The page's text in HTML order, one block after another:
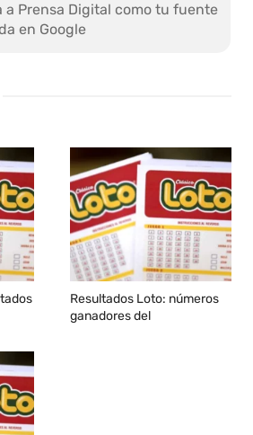
a Prensa Digital como tu fuente
en Google
Resultados Loto: números
ganadores del